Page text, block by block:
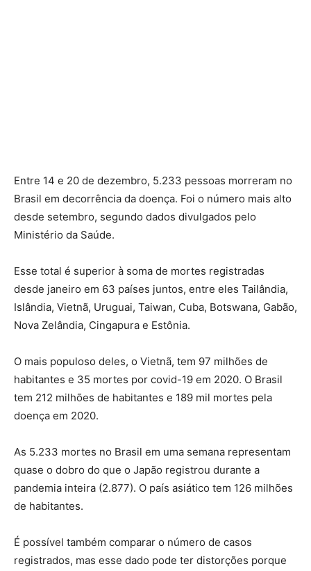
Entre 14 e 20 de dezembro, 5.233 pessoas morreram no
Brasil em decorrência da doença. Foi o número mais alto
desde setembro, segundo dados divulgados pelo
Ministério da Saúde.
Esse total é superior à soma de mortes registradas
desde janeiro em 63 países juntos, entre eles Tailândia,
Islândia, Vietnã, Uruguai, Taiwan, Cuba, Botswana, Gabão,
Nova Zelândia, Cingapura e Estônia.
O mais populoso deles, o Vietnã, tem 97 milhões de
habitantes e 35 mortes por covid-19 em 2020. O Brasil
tem 212 milhões de habitantes e 189 mil mortes pela
doença em 2020.
As 5.233 mortes no Brasil em uma semana representam
quase o dobro do que o Japão registrou durante a
pandemia inteira (2.877). O país asiático tem 126 milhões
de habitantes.
É possível também comparar o número de casos
registrados, mas esse dado pode ter distorções porque